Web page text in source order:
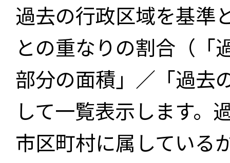
過去の行政区域を基準
との重なりの割合（「
部分の面積」／「過去
して一覧表示します。
市区町村に属している